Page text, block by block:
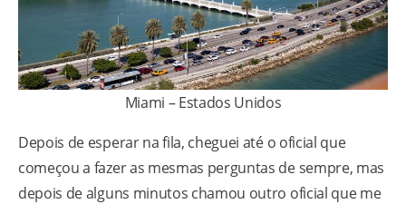
Miami – Estados Unidos
Depois de esperar na fila, cheguei até o oficial que
começou a fazer as mesmas perguntas de sempre, mas
depois de alguns minutos chamou outro oficial que me